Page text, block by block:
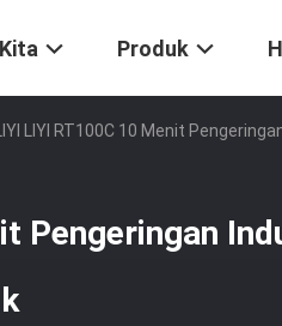
Produk
LIYI LIYI RT100C 10 Menit
Pengeringan